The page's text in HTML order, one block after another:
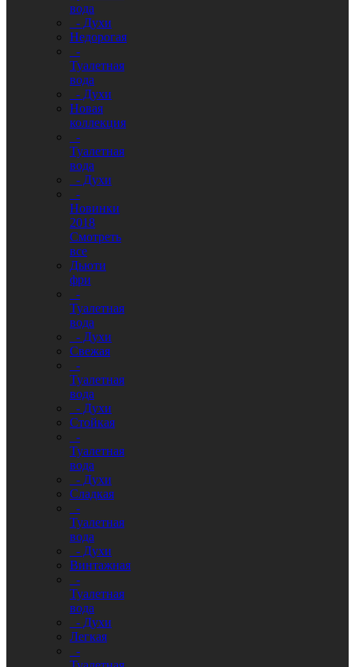
вода
- Духи
Недорогая
-
Туалетная
вода
- Духи
Новая
коллекция
-
Туалетная
вода
- Духи
-
Новинки
2018
Смотреть
все
Дьюти
фри
-
Туалетная
вода
- Духи
Свежая
-
Туалетная
вода
- Духи
Стойкая
-
Туалетная
вода
- Духи
Сладкая
-
Туалетная
вода
- Духи
Винтажная
-
Туалетная
вода
- Духи
Легкая
-